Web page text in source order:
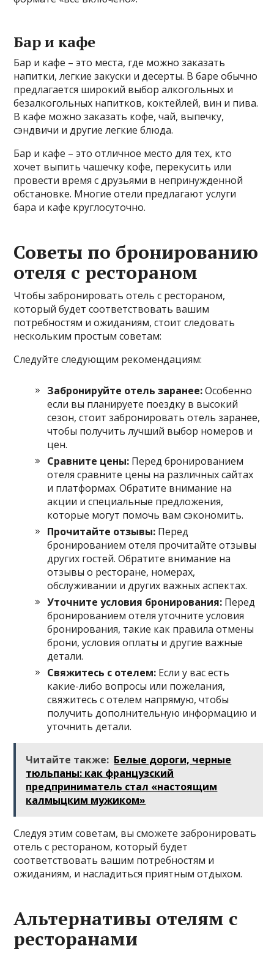
Бар и кафе
Бар и кафе – это места, где можно заказать
напитки, легкие закуски и десерты. В баре обычно
предлагается широкий выбор алкогольных и
безалкогольных напитков, коктейлей, вин и пива.
В кафе можно заказать кофе, чай, выпечку,
сэндвичи и другие легкие блюда.
Бар и кафе – это отличное место для тех, кто
хочет выпить чашечку кофе, перекусить или
провести время с друзьями в непринужденной
обстановке. Многие отели предлагают услуги
бара и кафе круглосуточно.
Советы по бронированию
отеля с рестораном
Чтобы забронировать отель с рестораном,
который будет соответствовать вашим
потребностям и ожиданиям, стоит следовать
нескольким простым советам:
Следуйте следующим рекомендациям:
Забронируйте отель заранее:Особенно
если вы планируете поездку в высокий
сезон, стоит забронировать отель заранее,
чтобы получить лучший выбор номеров и
цен.
Сравните цены: Перед бронированием
отеля сравните цены на различных сайтах
и платформах. Обратите внимание на
акции и специальные предложения,
которые могут помочь вам сэкономить.
Прочитайте отзывы: Перед
бронированием отеля прочитайте отзывы
других гостей. Обратите внимание на
отзывы о ресторане, номерах,
обслуживании и других важных аспектах.
Уточните условия бронирования: Перед
бронированием отеля уточните условия
бронирования, такие как правила отмены
брони, условия оплаты и другие важные
детали.
Свяжитесь с отелем: Если у вас есть
какие-либо вопросы или пожелания,
свяжитесь с отелем напрямую, чтобы
получить дополнительную информацию и
уточнить детали.
Читайте также: Белые дороги, черные
тюльпаны: как французский
предприниматель стал «настоящим
калмыцким мужиком»
Следуя этим советам, вы сможете забронировать
отель с рестораном, который будет
соответствовать вашим потребностям и
ожиданиям, и насладиться приятным отдыхом.
Альтернативы отелям с
ресторанами